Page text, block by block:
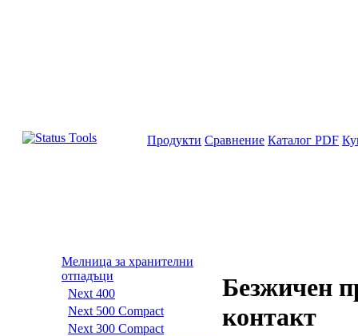
Продукти Сравнение Каталог PDF
Мелница за хранителни
отпадъци
Next 400
Next 500 Compact
Next 300 Compact
Безжичен
контакт